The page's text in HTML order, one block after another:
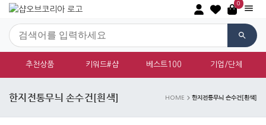
0
추천상품 키워드#샵 베스트100 기업/단체
한지전통무늬 손수건[흰색] HOME 한지전통무늬 손수건[흰색]